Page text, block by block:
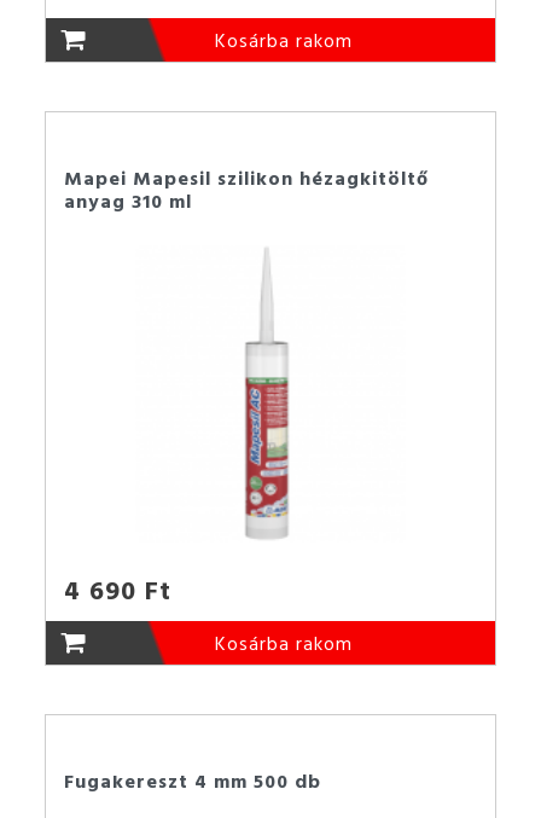
Kosárba rakom
Mapei Mapesil szilikon hézagkitöltő
anyag 310 ml
4 690 Ft
Kosárba rakom
Fugakereszt 4 mm 500 db